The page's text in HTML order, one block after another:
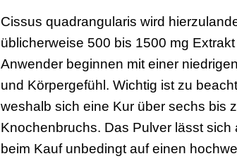
Cissus quadrangularis wird
üblicherweise 500 bis 1500 mg
Anwender beginnen mit einer
und Körpergefühl. Wichtig ist zu
weshalb sich eine Kur über sechs bis
Knochenbruchs. Das Pulver lässt
beim Kauf unbedingt auf einen